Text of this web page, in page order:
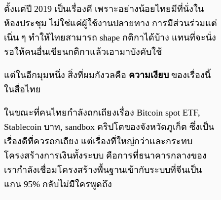
ตั้งแต่ปี 2019 เป็นเรื่องดี เพราะอย่างน้อยไทยมีที่นั่งใน
ห้องประชุม ไม่ใช่แค่ผู้ใช้งานปลายทาง การมีส่วนร่วมแต่
เนิ่น ๆ ทำให้ไทยสามารถ shape กติกาได้บ้าง แทนที่จะนั่ง
รอให้คนอื่นเขียนกติกาแล้วเอามาบังคับใช้
แต่ในอีกมุมหนึ่ง สิ่งที่ผมกังวลคือ ความเงียบ ของเรื่องนี้
ในสื่อไทย
ในขณะที่คนไทยกำลังถกเถียงเรื่อง Bitcoin spot ETF,
Stablecoin บาท, sandbox คริปโตของจังหวัดภูเก็ต ซึ่งเป็น
เรื่องดีที่ควรถกเถียง แต่เรื่องที่ใหญ่กว่าและกระทบ
โครงสร้างการเงินทั้งระบบ คือการที่ธนาคารกลางของ
เรากำลังเชื่อมโครงสร้างพื้นฐานเข้ากับระบบที่จีนเป็น
แกน 95% กลับไม่มีใครพูดถึง